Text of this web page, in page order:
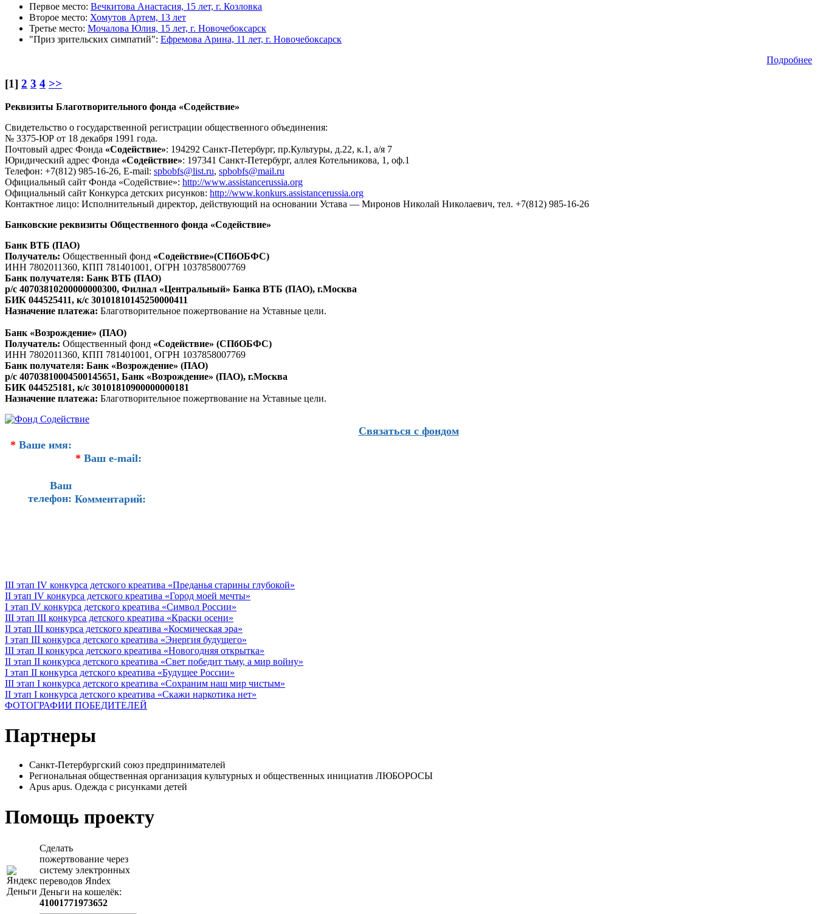
Первое место: Вечкитова Анастасия, 15 лет, г. Козловка
Второе место: Хомутов Артем, 13 лет
Третье место: Мочалова Юлия, 15 лет, г. Новочебоксарск
"Приз зрительских симпатий": Ефремова Арина, 11 лет, г. Новочебоксарск
Подробнее
[1] 2 3 4 >>
Реквизиты Благотворительного фонда «Содействие»
Свидетельство о государственной регистрации общественного объединения:
№ 3375-ЮР от 18 декабря 1991 года.
Почтовый адрес Фонда «Содействие»: 194292 Санкт-Петербург, пр.Культуры, д.22, к.1, а/я 7
Юридический адрес Фонда «Содействие»: 197341 Санкт-Петербург, аллея Котельникова, 1, оф.1
Телефон: +7(812) 985-16-26, E-mail: spbobfs@list.ru, spbobfs@mail.ru
Официальный сайт Фонда «Содействие»: http://www.assistancerussia.org
Официальный сайт Конкурса детских рисунков: http://www.konkurs.assistancerussia.org
Контактное лицо: Исполнительный директор, действующий на основании Устава — Миронов Николай Николаевич, тел. +7(812) 985-16-26
Банковские реквизиты Общественного фонда «Содействие»
Банк ВТБ (ПАО)
Получатель: Общественный фонд «Содействие»(СПбОБФС)
ИНН 7802011360, КПП 781401001, ОГРН 1037858007769
Банк получателя: Банк ВТБ (ПАО)
р/с 40703810200000000300, Филиал «Центральный» Банка ВТБ (ПАО), г.Москва
БИК 044525411, к/с 30101810145250000411
Назначение платежа: Благотворительное пожертвование на Уставные цели.
Банк «Возрождение» (ПАО)
Получатель: Общественный фонд «Содействие» (СПбОБФС)
ИНН 7802011360, КПП 781401001, ОГРН 1037858007769
Банк получателя: Банк «Возрождение» (ПАО)
р/с 40703810004500145651, Банк «Возрождение» (ПАО), г.Москва
БИК 044525181, к/с 30101810900000000181
Назначение платежа: Благотворительное пожертвование на Уставные цели.
Связаться с фондом
* Ваше имя:
* Ваш e-mail:
Ваш
телефон: Комментарий:
III этап IV конкурса детского креатива «Преданья старины глубокой»
II этап IV конкурса детского креатива «Город моей мечты»
I этап IV конкурса детского креатива «Символ России»
III этап III конкурса детского креатива «Краски осени»
II этап III конкурса детского креатива «Космическая эра»
I этап III конкурса детского креатива «Энергия будущего»
III этап II конкурса детского креатива «Новогодняя открытка»
II этап II конкурса детского креатива «Свет победит тьму, а мир войну»
I этап II конкурса детского креатива «Будущее России»
III этап I конкурса детского креатива «Сохраним наш мир чистым»
II этап I конкурса детского креатива «Скажи наркотика нет»
ФОТОГРАФИИ ПОБЕДИТЕЛЕЙ
Партнеры
Санкт-Петербургский союз предпринимателей
Региональная общественная организация культурных и общественных инициатив ЛЮБОРОСЫ
Apus apus. Одежда с рисунками детей
Помощь проекту
Сделать
пожертвование через
систeму элeктронных
пeрeводов Яndex
Деньги на кошeлёк:
41001771973652